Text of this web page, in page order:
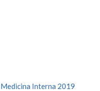
Interna 2019